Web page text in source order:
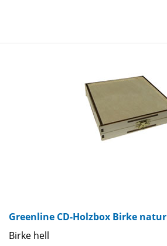
Greenline CD-Holzbox Birke natur
Birke hell